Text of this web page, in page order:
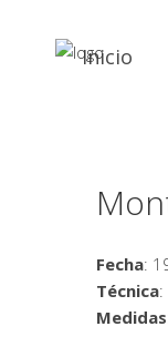
Inicio
Fecha:
Técnica
Medidas